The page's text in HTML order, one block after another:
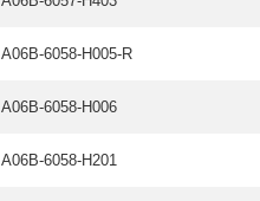
A06B-6058-H005-R
A06B-6058-H006
A06B-6058-H201